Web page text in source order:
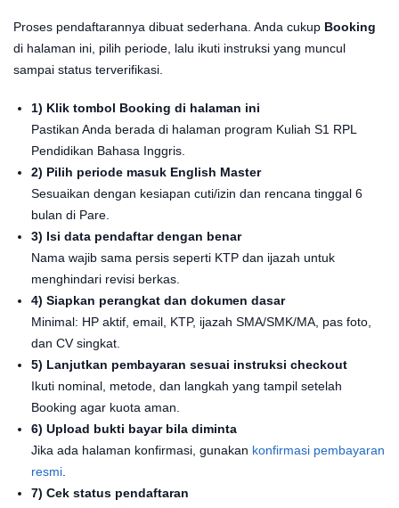
Proses pendaftarannya dibuat sederhana. Anda cukup Booking
di halaman ini, pilih periode, lalu ikuti instruksi yang muncul
sampai status terverifikasi.
1) Klik tombol Booking di halaman ini
Pastikan Anda berada di halaman program Kuliah S1 RPL
Pendidikan Bahasa Inggris.
2) Pilih periode masuk English Master
Sesuaikan dengan kesiapan cuti/izin dan rencana tinggal 6
bulan di Pare.
3) Isi data pendaftar dengan benar
Nama wajib sama persis seperti KTP dan ijazah untuk
menghindari revisi berkas.
4) Siapkan perangkat dan dokumen dasar
Minimal: HP aktif, email, KTP, ijazah SMA/SMK/MA, pas foto,
dan CV singkat.
5) Lanjutkan pembayaran sesuai instruksi checkout
Ikuti nominal, metode, dan langkah yang tampil setelah
Booking agar kuota aman.
6) Upload bukti bayar bila diminta
Jika ada halaman konfirmasi, gunakan konfirmasi pembayaran
resmi.
7) Cek status pendaftaran